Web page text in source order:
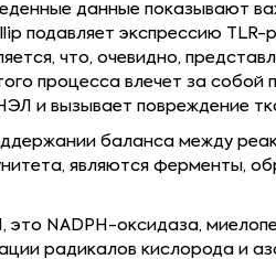
данные показывают
подавляет экспрессию TLR-
что, очевидно,
процесса влечет за собой
и вызывает повреждение
баланса между
являются ферменты,
NADPH-оксидаза,
радикалов кислорода и